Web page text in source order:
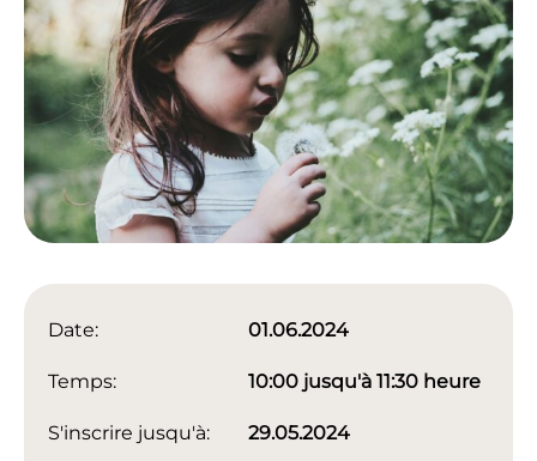
Date: 01.06.2024
Temps: 10:00 jusqu'à 11:30 heure
S'inscrire jusqu'à: 29.05.2024